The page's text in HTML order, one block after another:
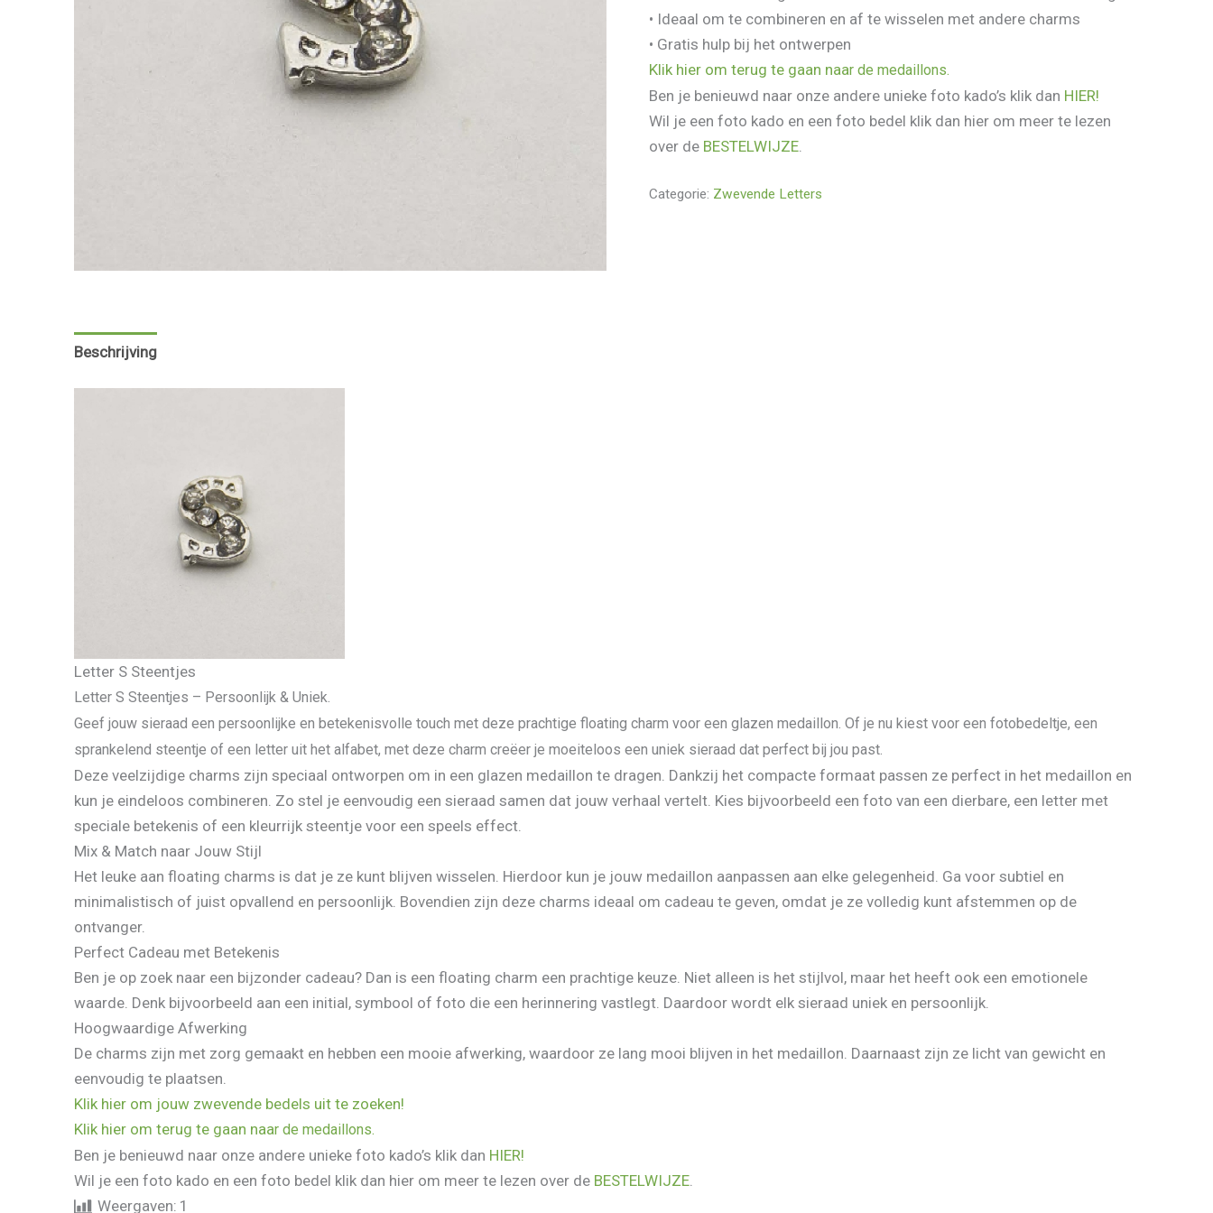
• Ideaal om te combineren en af te wisselen met andere charms
• Gratis hulp bij het ontwerpen
Klik hier om terug te gaan naar de medaillons.
Ben je benieuwd naar onze andere unieke foto kado’s klik dan HIER!
Wil je een foto kado en een foto bedel klik dan hier om meer te lezen
over de BESTELWIJZE
Categorie: Zwevende Letters
Beschrijving
Letter S Steentjes
Letter S Steentjes – Persoonlijk & Uniek.
Geef jouw sieraad een persoonlijke en betekenisvolle touch met deze prachtige floating charm voor een glazen medaillon. Of je nu kiest voor een fotobedeltje, een
sprankelend steentje of een letter uit het alfabet, met deze charm creëer je moeiteloos een uniek sieraad dat perfect bij jou past.
Deze veelzijdige charms zijn speciaal ontworpen om in een glazen medaillon te dragen. Dankzij het compacte formaat passen ze perfect in het medaillon en
kun je eindeloos combineren. Zo stel je eenvoudig een sieraad samen dat jouw verhaal vertelt. Kies bijvoorbeeld een foto van een dierbare, een letter met
speciale betekenis of een kleurrijk steentje voor een speels effect.
Mix & Match naar Jouw Stijl
Het leuke aan floating charms is dat je ze kunt blijven wisselen. Hierdoor kun je jouw medaillon aanpassen aan elke gelegenheid. Ga voor subtiel en
minimalistisch of juist opvallend en persoonlijk. Bovendien zijn deze charms ideaal om cadeau te geven, omdat je ze volledig kunt afstemmen op de
ontvanger.
Perfect Cadeau met Betekenis
Ben je op zoek naar een bijzonder cadeau? Dan is een floating charm een prachtige keuze. Niet alleen is het stijlvol, maar het heeft ook een emotionele
waarde. Denk bijvoorbeeld aan een initial, symbool of foto die een herinnering vastlegt. Daardoor wordt elk sieraad uniek en persoonlijk.
Hoogwaardige Afwerking
De charms zijn met zorg gemaakt en hebben een mooie afwerking, waardoor ze lang mooi blijven in het medaillon. Daarnaast zijn ze licht van gewicht en
eenvoudig te plaatsen.
Klik hier om jouw zwevende bedels uit te zoeken!
Klik hier om terug te gaan naar de medaillons.
Ben je benieuwd naar onze andere unieke foto kado’s klik dan HIER!
Wil je een foto kado en een foto bedel klik dan hier om meer te lezen over de BESTELWIJZE
Weergaven: 1